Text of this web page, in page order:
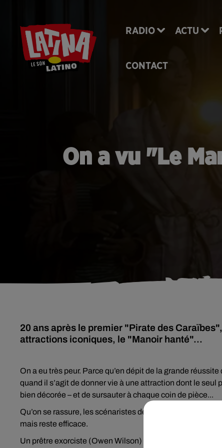
RADIO ACTU
CONTACT
On a vu "Le
20 ans après le premier "Pirate des
attractions iconiques, le "Manoir hanté"...
On a eu très peur. Parce qu’en dépit de la grande réussite
quand il s’agit de donner vie à une attraction dont le
bien décorée – et de sursauter à chaque coin de pièce...
Qu’on se rassure, les scénaristes de ce
mais reste efficace.
Un prêtre exorciste (Owen Wilson) fait équipe avec